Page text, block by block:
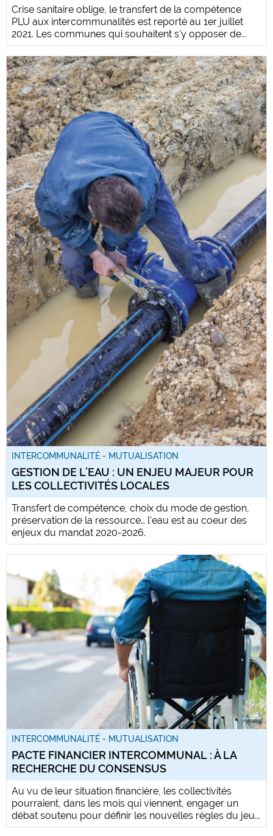
Crise sanitaire oblige, le transfert de la compétence
PLU aux intercommunalités est reporté au 1er juillet
2021. Les communes qui souhaitent s'y opposer de...
INTERCOMMUNALITÉ - MUTUALISATION
GESTION DE L’EAU : UN ENJEU MAJEUR POUR
LES COLLECTIVITÉS LOCALES
Transfert de compétence, choix du mode de gestion,
préservation de la ressource… l'eau est au coeur des
enjeux du mandat 2020-2026.
INTERCOMMUNALITÉ - MUTUALISATION
PACTE FINANCIER INTERCOMMUNAL : À LA
RECHERCHE DU CONSENSUS
Au vu de leur situation financière, les collectivités
pourraient, dans les mois qui viennent, engager un
débat soutenu pour définir les nouvelles règles du jeu...